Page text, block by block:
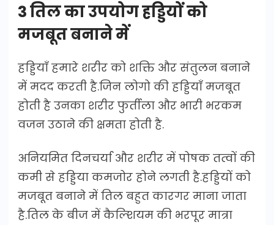
3 तिल का उपयोग हड्डियों को
मजबूत बनाने में
हड्डियाँ हमारे शरीर को शक्ति और संतुलन बनाने
में मदद करती है.जिन लोगो की हड्डियाँ मजबूत
होती है उनका शरीर फुर्तीला और भारी भरकम
वजन उठाने की क्षमता होती है.
अनियमित दिनचर्या और शरीर में पोषक तत्वों की
कमी से हड्डिया कमजोर होने लगती है.हड्डियों को
मजबूत बनाने में तिल बहुत कारगर माना जाता
है.तिल के बीज में कैल्शियम की भरपूर मात्रा